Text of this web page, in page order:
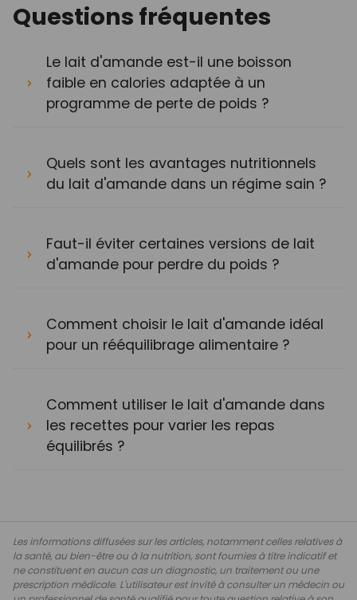
Questions fréquentes
Le lait d'amande est-il une boisson
faible en calories adaptée à un
programme de perte de poids ?
Quels sont les avantages nutritionnels
du lait d'amande dans un régime sain ?
Faut-il éviter certaines versions de lait
d'amande pour perdre du poids ?
Comment choisir le lait d'amande idéal
pour un rééquilibrage alimentaire ?
Comment utiliser le lait d'amande dans
les recettes pour varier les repas
équilibrés ?
Les informations diffusées sur les articles, notamment celles relatives à
la santé, au bien-être ou à la nutrition, sont fournies à titre indicatif et
ne constituent en aucun cas un diagnostic, un traitement ou une
prescription médicale. L'utilisateur est invité à consulter un médecin ou